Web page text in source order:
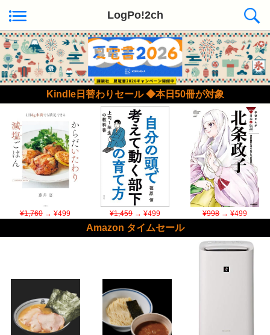
LogPo!2ch
Kindle日替わりセール ◆本日50冊が対象
¥1,760→ ¥499 ¥1,459→ ¥499 ¥998→ ¥499
Amazon タイムセール